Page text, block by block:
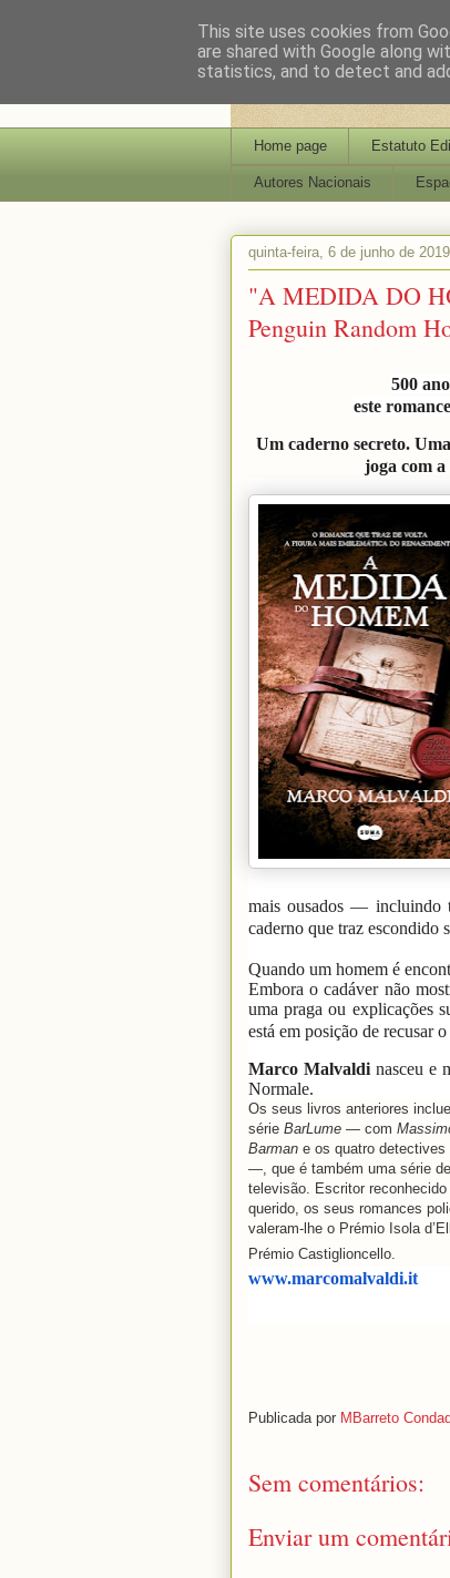
Home page Estatuto
Autores Nacionais
quinta-feira, 6 de junho de 2019
"A MEDIDA DO
Penguin Random
500
este
Um caderno secreto.
joga com a
mais ousados — incluindo
caderno que traz escondido
Quando um homem é
Embora o cadáver não
uma praga ou explicações
está em posição de recusar
Marco Malvaldi nasceu e
Normale.
Os seus livros anteriores
série BarLume — com
Barman e os quatro detectives
—, que é também uma série de
televisão. Escritor reconhecido
querido, os seus romances
valeram-lhe o Prémio Isola
Prémio Castiglioncello.
www.marcomalvaldi.it
Publicada por MBarreto
Sem comentários:
Enviar um
This site uses cookies from
are shared with Google along
statistics, and to detect and